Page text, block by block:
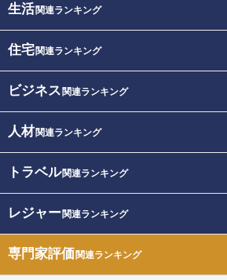
生活関連ランキング
住宅関連ランキング
ビジネス 関連ランキング
人材関連ランキング
トラベル関連ランキング
レジャー関連ランキング
専門家評価関連ランキング